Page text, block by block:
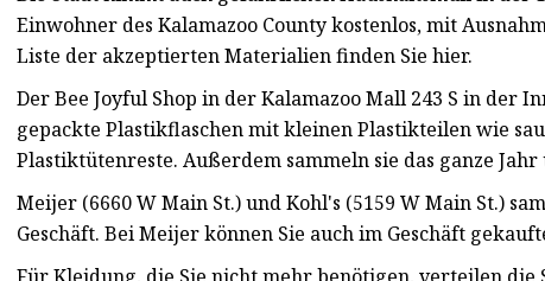
Einwohner des Kalamazoo County kostenlos, mit
Liste der akzeptierten Materialien finden Sie hier.
Der Bee Joyful Shop in der Kalamazoo Mall 243 S in der
gepackte Plastikflaschen mit kleinen Plastikteilen wie
Plastiktütenreste. Außerdem sammeln sie das ganze Jahr
Meijer (6660 W Main St.) und Kohl's (5159 W Main St.)
Geschäft. Bei Meijer können Sie auch im Geschäft